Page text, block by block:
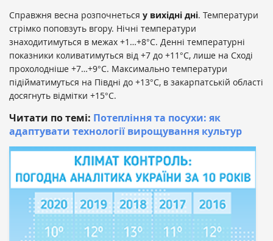
Справжня весна розпочнеться у вихідні дні. Температури
стрімко поповзуть вгору. Нічні температури
знаходитимуться в межах +1…+8°С. Денні температурні
показники коливатимуться від +7 до +11°С, лише на Сході
прохолодніше +7…+9°С. Максимально температури
підійматимуться на Півдні до +13°С, в закарпатській області
досягнуть відмітки +15°С.
Читати по темі: Потепління та посухи: як
адаптувати технології вирощування культур